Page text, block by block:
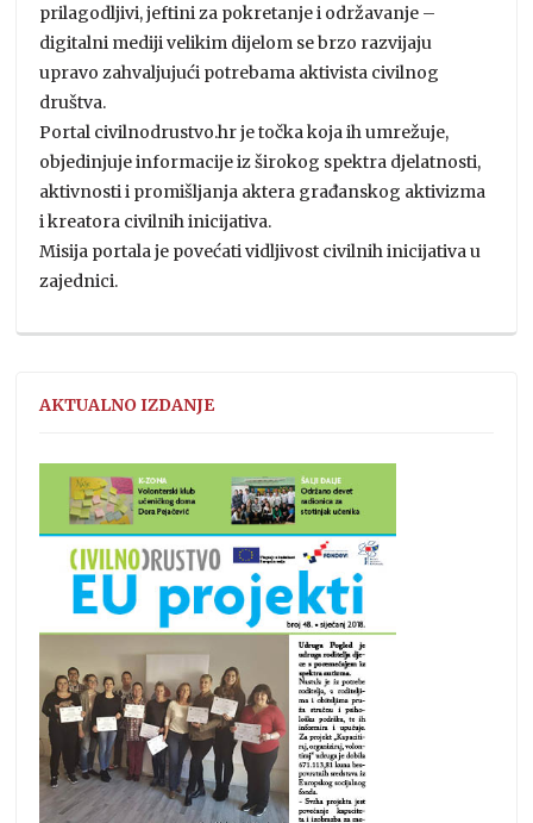
prilagodljivi, jeftini za pokretanje i održavanje –
digitalni mediji velikim dijelom se brzo razvijaju
upravo zahvaljujući potrebama aktivista civilnog
društva.
Portal civilnodrustvo.hr je točka koja ih umrežuje,
objedinjuje informacije iz širokog spektra djelatnosti,
aktivnosti i promišljanja aktera građanskog aktivizma
i kreatora civilnih inicijativa.
Misija portala je povećati vidljivost civilnih inicijativa u
zajednici.
AKTUALNO IZDANJE